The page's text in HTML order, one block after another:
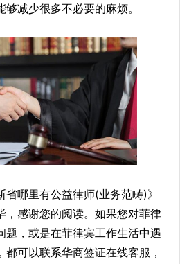
减少很多不必要的麻烦。
哪里有公益律师(业务范畴)》
，感谢您的阅读。如果您对菲律
题，或是在菲律宾工作生活中遇
可以联系华商签证在线客服，